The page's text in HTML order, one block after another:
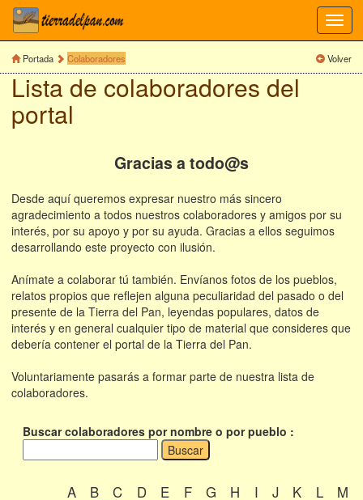
Portada Colaboradores Volver
Lista de colaboradores del
portal
Gracias a todo@s
Desde aquí queremos expresar nuestro más sincero
agradecimiento a todos nuestros colaboradores y amigos por su
interés, por su apoyo y por su ayuda. Gracias a ellos seguimos
desarrollando este proyecto con ilusión.
Anímate a colaborar tú también. Envíanos fotos de los pueblos,
relatos propios que reflejen alguna peculiaridad del pasado o del
presente de la Tierra del Pan, leyendas populares, datos de
interés y en general cualquier tipo de material que consideres que
debería contener el portal de la Tierra del Pan.
Voluntariamente pasarás a formar parte de nuestra lista de
colaboradores.
Buscar colaboradores por nombre o por pueblo :
A B C D E F G H I J K L
M